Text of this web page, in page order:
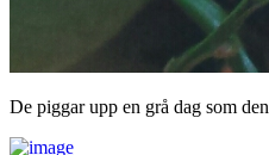
De piggar upp en grå dag som